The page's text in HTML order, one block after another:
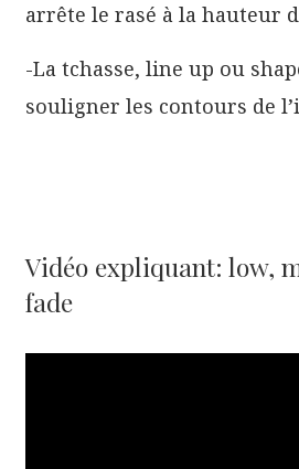
arrête le rasé à la hauteur
-La tchasse, line up ou
souligner les contours de
Vidéo expliquant: low,
fade